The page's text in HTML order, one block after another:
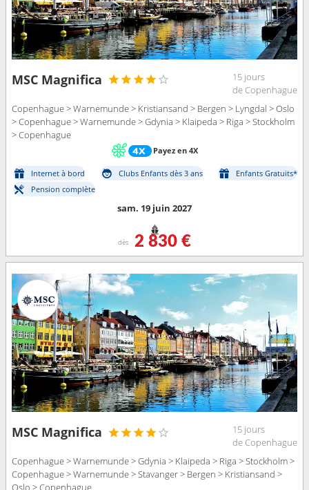
MSC Magnifica
15 jours
de Copenhague
Copenhague > Warnemunde > Kristiansand > Bergen > Lyngdal > Oslo
> Copenhague > Warnemunde > Gdynia > Klaipeda > Riga > Stockholm
> Copenhague
Payez en 4X
Internet à bord Clubs Enfants dès 3 ans
Enfants Gratuits*
Pension complète
sam. 19 juin 2027
dès 2 830 €
MSC Magnifica
15 jours
de Copenhague
Copenhague > Warnemunde > Gdynia > Klaipeda > Riga > Stockholm >
Copenhague > Warnemunde > Stavanger > Bergen > Kristiansand >
Oslo > Copenhague